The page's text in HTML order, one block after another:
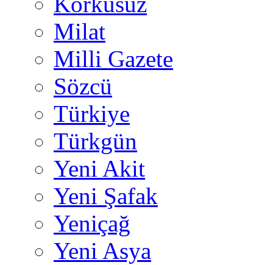
Milat
Milli Gazete
Sözcü
Türkiye
Türkgün
Yeni Akit
Yeni Şafak
Yeniçağ
Yeni Asya